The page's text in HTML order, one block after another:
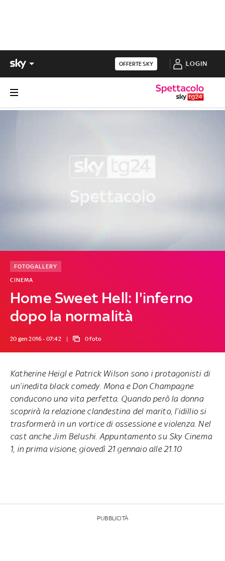
OFFERTE SKY LOGIN
Home Sweet Hell: l'inferno
dopo la normalità
CINEMA
FOTOGALLERY
20 gen 2016 - 07:42 0 foto
Katherine Heigl e Patrick Wilson sono i protagonisti di
un’inedita black comedy. Mona e Don Champagne
conducono una vita perfetta. Quando però la donna
scoprirà la relazione clandestina del marito, l’idillio si
trasformerà in un vortice di ossessione e violenza. Nel
cast anche Jim Belushi. Appuntamento su Sky Cinema
1, in prima visione, giovedì 21 gennaio alle 21.10
PUBBLICITÀ